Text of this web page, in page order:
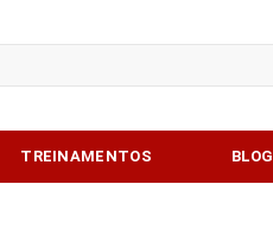
TREINAMENTOS BLOG